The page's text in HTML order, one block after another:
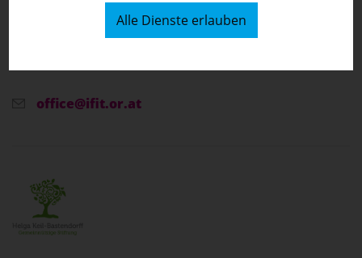
Auf der Karte anzeigen]
office@ifit.or.at
Alle Dienste erlauben